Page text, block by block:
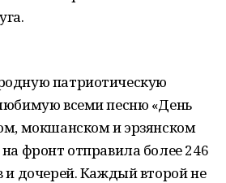
патриотическую
всеми песню «День
мокшанском и эрзянском
фронт отправила более 246
и дочерей. Каждый второй не